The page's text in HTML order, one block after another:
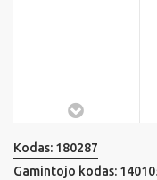
Kodas: 180287
Gamintojo kodas: